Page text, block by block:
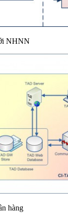
NHNN
hàng